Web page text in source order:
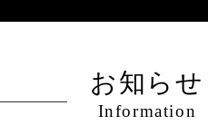
お知らせ
Information